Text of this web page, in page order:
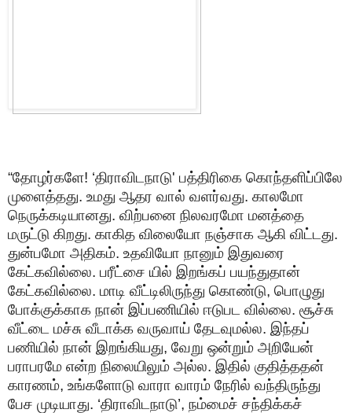
“தோழர்களே! ‘திராவிடநாடு' பத்திரிகை கொந்தளிப்பிலே
முளைத்தது. உமது ஆதர வால் வளர்வது. காலமோ
நெருக்கடியானது. விற்பனை நிலவரமோ மனத்தை
மருட்டு கிறது. காகித விலையோ நஞ்சாக ஆகி விட்டது.
துன்பமோ அதிகம். உதவியோ நானும் இதுவரை
கேட்கவில்லை. பரீட்சை யில் இறங்கப் பயந்துதான்
கேட்கவில்லை. மாடி வீட்டிலிருந்து கொண்டு, பொழுது
போக்குக்காக நான் இப்பணியில் ஈடுபட வில்லை. சூச்சு
வீட்டை மச்சு வீடாக்க வருவாய் தேடவுமல்ல. இந்தப்
பணியில் நான் இறங்கியது, வேறு ஒன்றும் அறியேன்
பராபரமே என்ற நிலையிலும் அல்ல. இதில் குதித்ததன்
காரணம், உங்களோடு வாரா வாரம் நேரில் வந்திருந்து
பேச முடியாது. ‘திராவிடநாடு’, நம்மைச் சந்திக்கச்